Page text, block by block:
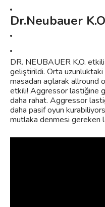
Dr.Neubauer
DR. NEUBAUER K.O.
geliştirildi. Orta
masadan açılarak allround
etkili! Aggressor lastiğine
daha rahat. Aggressor
daha pasif oyun
mutlaka denmesi gereken